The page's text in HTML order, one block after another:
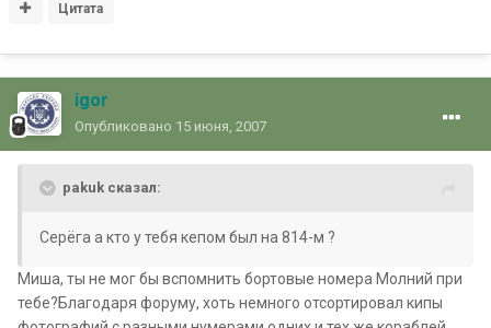
Цитата
igor
Опубликовано 15 июня, 2007
pakuk сказал:
Серёга а кто у тебя кепом был на 814-м ?
Миша, ты не мог бы вспомнить бортовые номера Молний при
тебе?Благодаря форуму, хоть немного отсортировал кипы